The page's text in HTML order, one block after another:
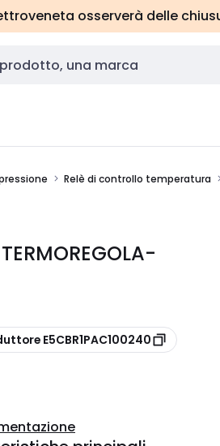
osserverà delle
Relè di controllo temperatura
E5CBR1PAC100240